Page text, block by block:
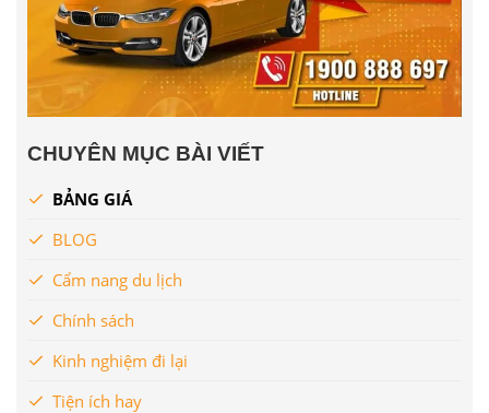
CHUYÊN MỤC BÀI VIẾT
BẢNG GIÁ
BLOG
Cẩm nang du lịch
Chính sách
Kinh nghiệm đi lại
Tiện ích hay